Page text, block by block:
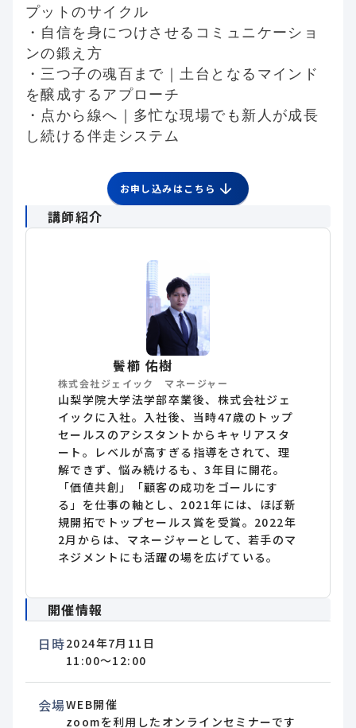
プットのサイクル
・自信を身につけさせるコミュニケーショ
ンの鍛え方
・三つ子の魂百まで｜土台となるマインド
を醸成するアプローチ
・点から線へ｜多忙な現場でも新人が成長
し続ける伴走システム
お申し込みはこちら
講師紹介
鬢櫛 佑樹
株式会社ジェイック マネージャー
山梨学院大学法学部卒業後、株式会社ジェ
イックに入社。入社後、当時47歳のトップ
セールスのアシスタントからキャリアスタ
ート。レベルが高すぎる指導をされて、理
解できず、悩み続けるも、3年目に開花。
「価値共創」「顧客の成功をゴールにす
る」を仕事の軸とし、2021年には、ほぼ新
規開拓でトップセールス賞を受賞。2022年
2月からは、マネージャーとして、若手のマ
ネジメントにも活躍の場を広げている。
開催情報
日時2024年7月11日
11:00～12:00
会場WEB開催
zoomを利用したオンラインセミナーです